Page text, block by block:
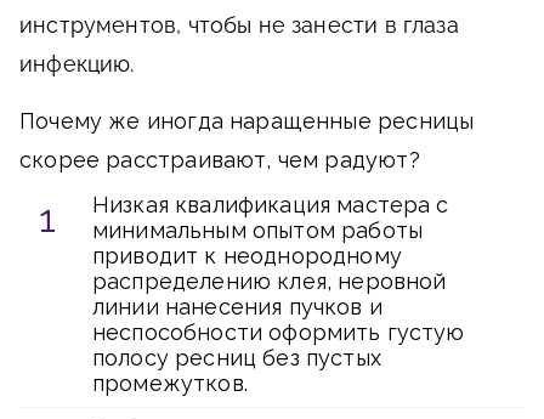
инструментов, чтобы не занести в глаза
инфекцию.
Почему же иногда наращенные ресницы
скорее расстраивают, чем радуют?
Низкая квалификация мастера с
минимальным опытом работы
приводит к неоднородному
распределению клея, неровной
линии нанесения пучков и
неспособности оформить густую
полосу ресниц без пустых
промежутков.